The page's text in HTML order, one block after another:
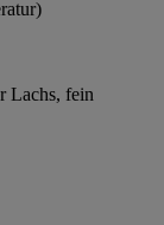
Lachs, fein